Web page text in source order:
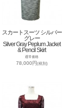
スカートスーツ シルバー
グレー
Silver Gray Peplum Jacket
& Pencil Skirt
通常価格
78,000円(税別)